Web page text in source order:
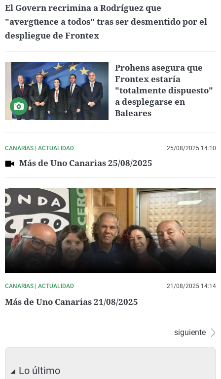
El Govern recrimina a Rodríguez que
"avergüence a todos" tras ser desmentido por el
despliegue de Frontex
Prohens asegura que
Frontex estaría
"totalmente dispuesto"
a desplegarse en
Baleares
CANARIAS | ACTUALIDAD 25/08/2025 14:10
Más de Uno Canarias 25/08/2025
CANARIAS | ACTUALIDAD 21/08/2025 14:14
Más de Uno Canarias 21/08/2025
siguiente
Lo último